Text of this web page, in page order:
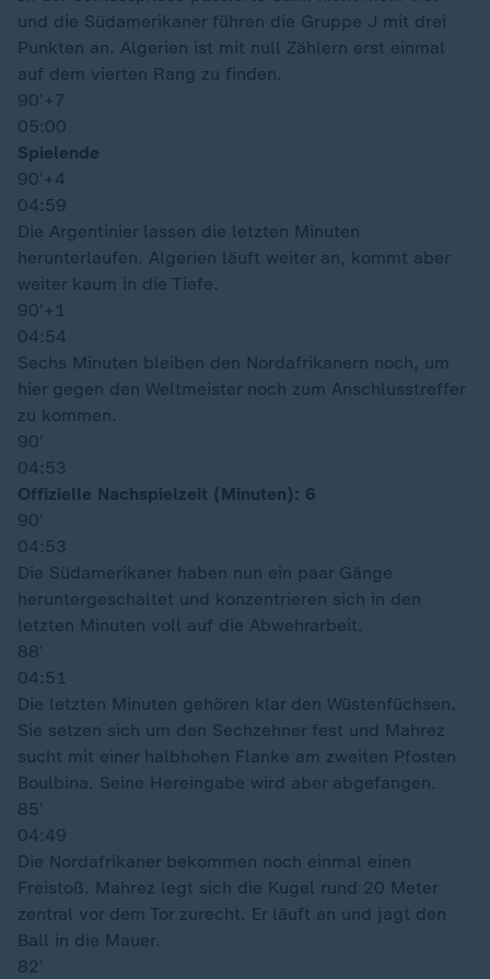
und die Südamerikaner führen die Gruppe J mit drei
Punkten an. Algerien ist mit null Zählern erst einmal
auf dem vierten Rang zu finden.
90′ +7
05:00
Spielende
90′ +4
04:59
Die Argentinier lassen die letzten Minuten
herunterlaufen. Algerien läuft weiter an, kommt aber
weiter kaum in die Tiefe.
90′ +1
04:54
Sechs Minuten bleiben den Nordafrikanern noch, um
hier gegen den Weltmeister noch zum Anschlusstreffer
zu kommen.
90′
04:53
Offizielle Nachspielzeit (Minuten): 6
90′
04:53
Die Südamerikaner haben nun ein paar Gänge
heruntergeschaltet und konzentrieren sich in den
letzten Minuten voll auf die Abwehrarbeit.
88′
04:51
Die letzten Minuten gehören klar den Wüstenfüchsen.
Sie setzen sich um den Sechzehner fest und Mahrez
sucht mit einer halbhohen Flanke am zweiten Pfosten
Boulbina. Seine Hereingabe wird aber abgefangen.
85′
04:49
Die Nordafrikaner bekommen noch einmal einen
Freistoß. Mahrez legt sich die Kugel rund 20 Meter
zentral vor dem Tor zurecht. Er läuft an und jagt den
Ball in die Mauer.
82′